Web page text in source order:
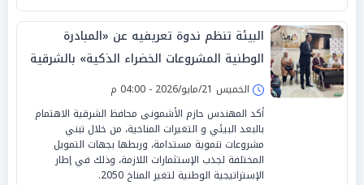
البيئة تنظم ندوة تعريفيه عن «المبادرة
الوطنية المشروعات الخضراء الذكية» بالشرقية
الخميس 21/مايو/2026 - 04:00 م
أكد المهندس حازم الأشمونى محافظ الشرقية الاهتمام
بالبعد البيئي و التغيرات المناخية، من خلال تبني
مشروعات تنموية مستدامة، وربطها بجهات التمويل
المختلفة لجذب الإستثمارات اللازمة، وذلك في إطار
الإستراتيجية الوطنية لتغير المناخ 2050.